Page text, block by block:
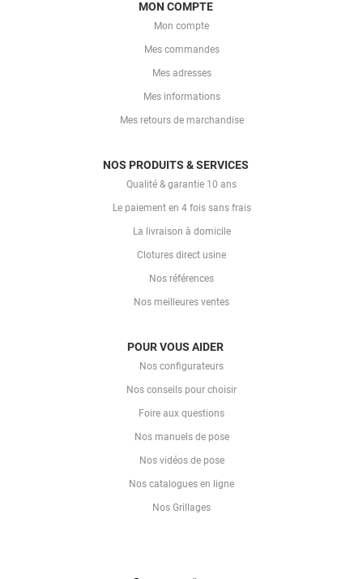
MON COMPTE
Mon compte
Mes commandes
Mes adresses
Mes informations
Mes retours de marchandise
NOS PRODUITS & SERVICES
Qualité & garantie 10 ans
Le paiement en 4 fois sans frais
La livraison à domicile
Clotures direct usine
Nos références
Nos meilleures ventes
POUR VOUS AIDER
Nos configurateurs
Nos conseils pour choisir
Foire aux questions
Nos manuels de pose
Nos vidéos de pose
Nos catalogues en ligne
Nos Grillages